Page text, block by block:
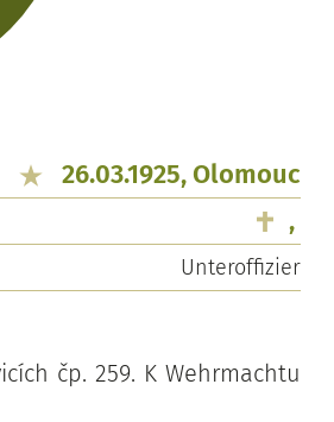
26.03.1925, Olomouc
,
Unteroffizier
čp. 259. K Wehrmachtu